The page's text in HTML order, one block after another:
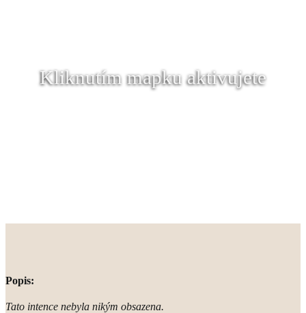
Kliknutím mapku aktivujete
Popis:
Tato intence nebyla nikým obsazena.